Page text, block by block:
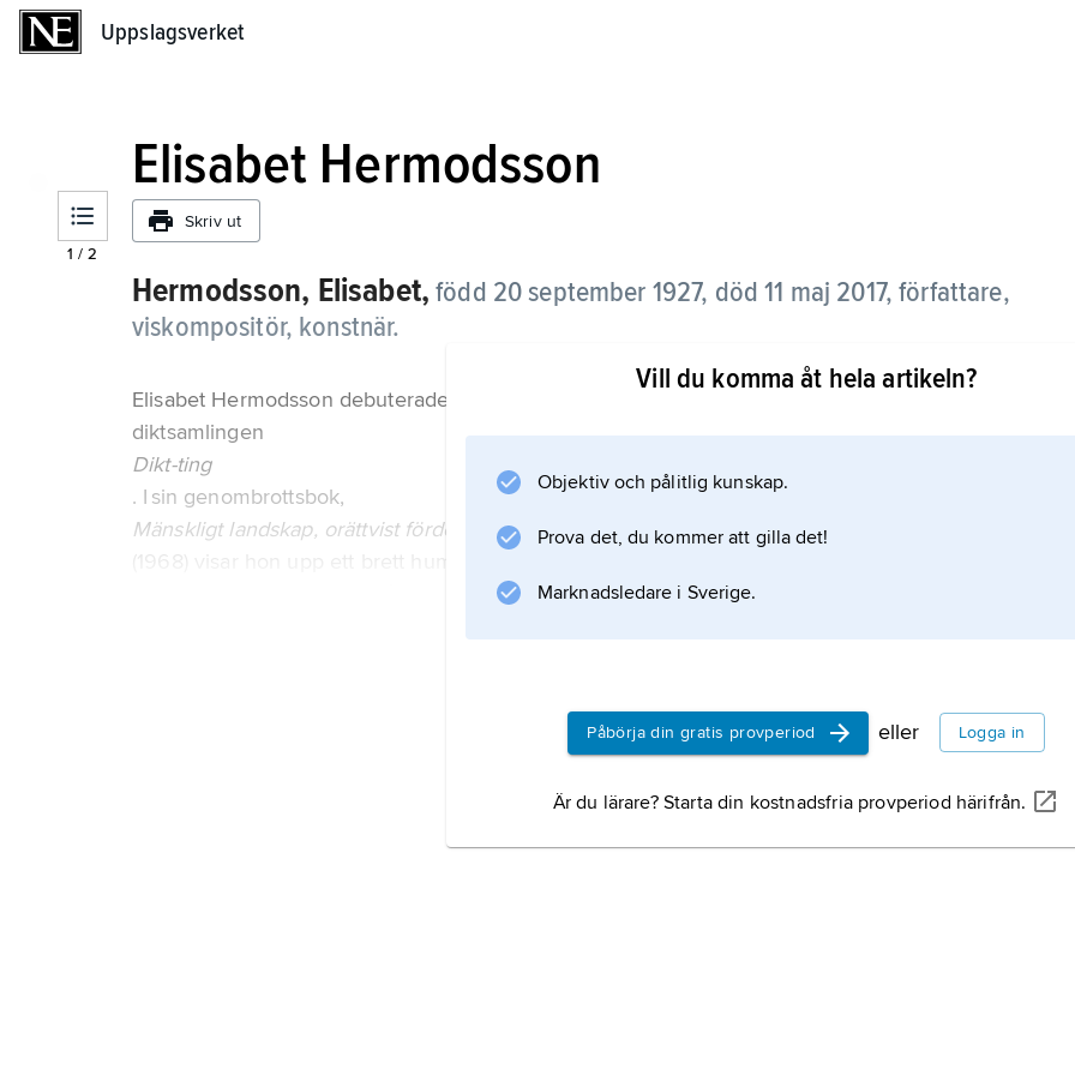
Uppslagsverket
1 /2
Elisabet Hermodsson
Skriv ut
Hermodsson, Elisabet, född 20 september 1927, död 11 maj 2017, författare,
viskompositör, konstnär.
Elisabet Hermodsson debuterade som diktare 1966 med den experimentella bild–
diktsamlingen
Dikt-ting
. I sin genombrottsbok,
Mänskligt landskap, orättvist fördelat
grundsyn. Hennes synsätt återspeglades i de civilisationskritiska essäerna i
Vill du komma åt hela artikeln?
Objektiv och pålitlig kunskap.
Prova det, du kommer att gilla det!
Marknadsledare i Sverige.
Påbörja din gratis provperiod eller Logga in
Är du lärare? Starta din kostnadsfria provperiod härifrån.